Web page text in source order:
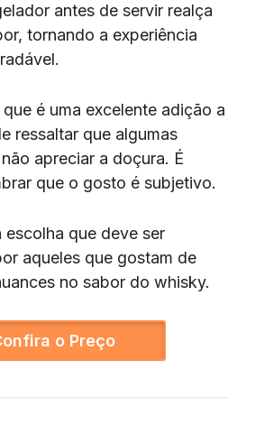
antes de servir realça
tornando a experiência
é uma excelente adição a
ressaltar que algumas
apreciar a doçura. É
que o gosto é subjetivo.
escolha que deve ser
aqueles que gostam de
no sabor do whisky.
o Preço